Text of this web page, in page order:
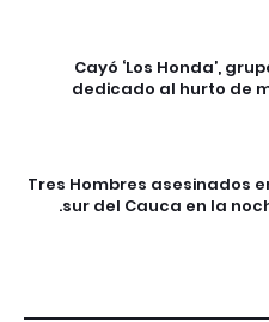
Cayó ‘Los Honda’,
dedicado al hurto de
Tres Hombres asesinados
sur del Cauca en la